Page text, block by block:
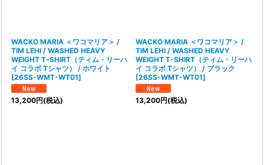
WACKO MARIA ＜ワコマリア＞ /
TIM LEHI / WASHED HEAVY
WEIGHT T-SHIRT（ティム・リーハ
イ コラボ Tシャツ） / ホワイト
[26SS-WMT-WT01]
13,200円(税込)
WACKO MARIA ＜ワコマリア＞ /
TIM LEHI / WASHED HEAVY
WEIGHT T-SHIRT（ティム・リーハ
イ コラボ Tシャツ） / ブラック
[26SS-WMT-WT01]
13,200円(税込)